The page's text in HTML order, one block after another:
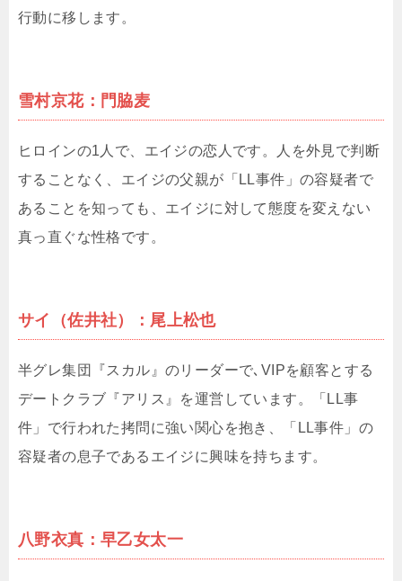
行動に移します。
雪村京花：門脇麦
ヒロインの1人で、エイジの恋人です。人を外見で判断
することなく、エイジの父親が「LL事件」の容疑者で
あることを知っても、エイジに対して態度を変えない
真っ直ぐな性格です。
サイ（佐井社）：尾上松也
半グレ集団『スカル』のリーダーで､VIPを顧客とする
デートクラブ『アリス』を運営しています。「LL事
件」で行われた拷問に強い関心を抱き、「LL事件」の
容疑者の息子であるエイジに興味を持ちます。
八野衣真：早乙女太一